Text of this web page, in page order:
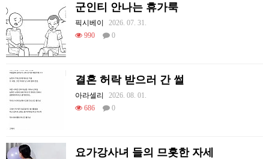
군인티 안나는 휴가룩
픽시베이
2026. 07. 31.
990
0
결혼 허락 받으러 간 썰
아라셀리
2026. 08. 01.
686
0
요가강사녀 들의 므흣한 자세